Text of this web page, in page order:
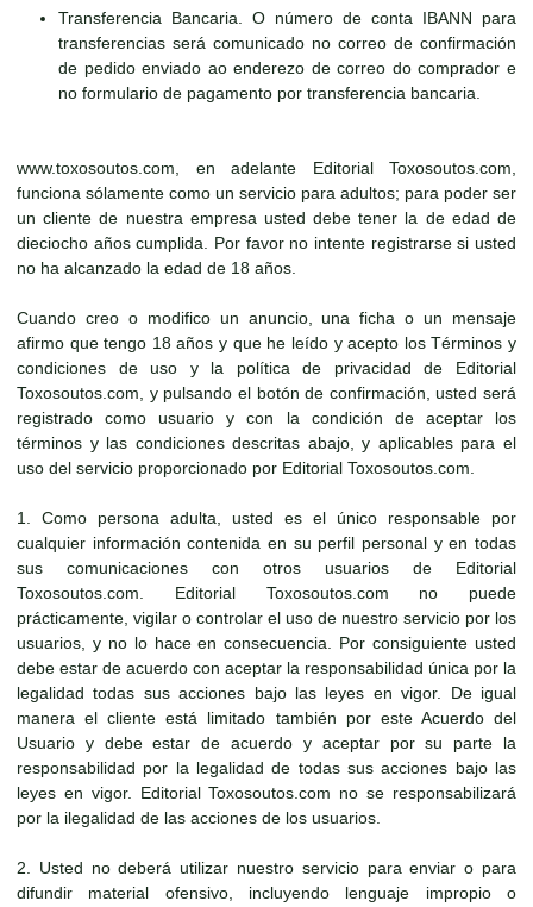
Transferencia Bancaria. O número de conta IBANN para
transferencias será comunicado no correo de confirmación
de pedido enviado ao enderezo de correo do comprador e
no formulario de pagamento por transferencia bancaria.
www.toxosoutos.com, en adelante Editorial Toxosoutos.com,
funciona sólamente como un servicio para adultos; para poder ser
un cliente de nuestra empresa usted debe tener la de edad de
dieciocho años cumplida. Por favor no intente registrarse si usted
no ha alcanzado la edad de 18 años.
Cuando creo o modifico un anuncio, una ficha o un mensaje
afirmo que tengo 18 años y que he leído y acepto los Términos y
condiciones de uso y la política de privacidad de Editorial
Toxosoutos.com, y pulsando el botón de confirmación, usted será
registrado como usuario y con la condición de aceptar los
términos y las condiciones descritas abajo, y aplicables para el
uso del servicio proporcionado por Editorial Toxosoutos.com.
1. Como persona adulta, usted es el único responsable por
cualquier información contenida en su perfil personal y en todas
sus comunicaciones con otros usuarios de Editorial
Toxosoutos.com. Editorial Toxosoutos.com no puede
prácticamente, vigilar o controlar el uso de nuestro servicio por los
usuarios, y no lo hace en consecuencia. Por consiguiente usted
debe estar de acuerdo con aceptar la responsabilidad única por la
legalidad todas sus acciones bajo las leyes en vigor. De igual
manera el cliente está limitado también por este Acuerdo del
Usuario y debe estar de acuerdo y aceptar por su parte la
responsabilidad por la legalidad de todas sus acciones bajo las
leyes en vigor. Editorial Toxosoutos.com no se responsabilizará
por la ilegalidad de las acciones de los usuarios.
2. Usted no deberá utilizar nuestro servicio para enviar o para
difundir material ofensivo, incluyendo lenguaje impropio o